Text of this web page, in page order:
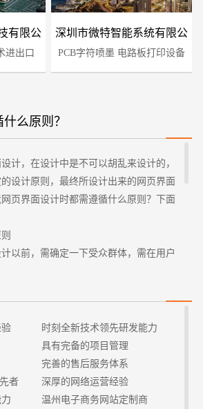
有限公
进出口
深圳市微特智能系统有限公
司
PCB字符喷墨 电路板打印设备
么原则？
计，在设计中是不可以胡乱来设计的，
设计原则，最终所设计出来的网页界面
页界面设计时都需遵循什么原则？下面
前，需确定一下受众群体，需在用户
清楚用户间的差距，能力也不一样。如
语音提示反应也很迟钝。
最根本的原则。用于普通网民查询信
在页面上设置太多操作，堆积太多复
下载不能超出6S；网页最好实用文本链
者
时刻全新技术领先研发能力
具有完备的项目管理
完善的售后服务体系
深厚的网络运营经验
温州电子商务网站定制商
算 1万-3万 3万-5万 5万-8万
标项目